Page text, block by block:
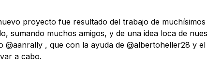
proyecto fue resultado del trabajo de
sumando muchos amigos, y de una idea loca de
@aanrally , que con la ayuda de @albertoheller28 y
a cabo.